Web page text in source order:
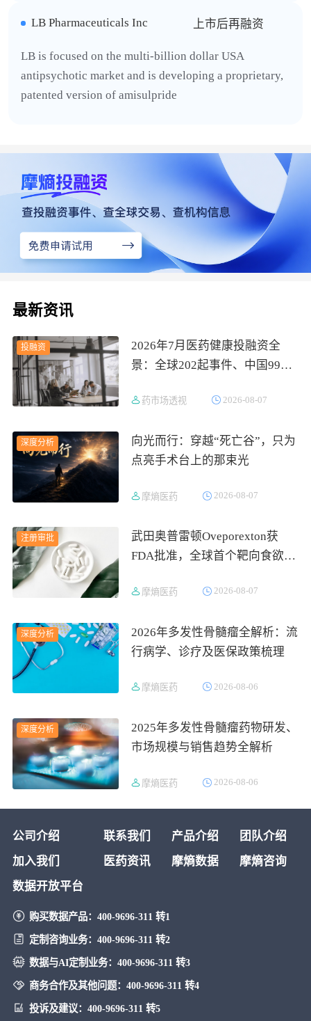
LB Pharmaceuticals Inc 上市后再融资
LB is focused on the multi-billion dollar USA
antipsychotic market and is developing a proprietary,
patented version of amisulpride
最新资讯
投融资
2026年7月医药健康投融资全
景：全球202起事件、中国99
吸金564亿
药市场透视 2026-08-07
深度分析
向光而行：穿越“死亡谷”，只为
点亮手术台上的那束光
摩熵医药 2026-08-07
注册审批
武田奥普雷顿Oveporexton获
FDA批准，全球首个靶向食欲素
上市摩熵医药 2026-08-07
深度分析
2026年多发性骨髓瘤全解析：流
行病学、诊疗及医保政策梳理
摩熵医药 2026-08-06
深度分析
2025年多发性骨髓瘤药物研发、
市场规模与销售趋势全解析
摩熵医药 2026-08-06
公司介绍 联系我们 产品介绍
团队介绍
加入我们
医药资讯 摩熵数据
摩熵咨询
数据开放平台
购买数据产品： 400-9696-311 转1
定制咨询业务： 400-9696-311 转2
数据与AI定制业务： 400-9696-311 转3
商务合作及其他问题： 400-9696-311 转4
投诉及建议： 400-9696-311 转5